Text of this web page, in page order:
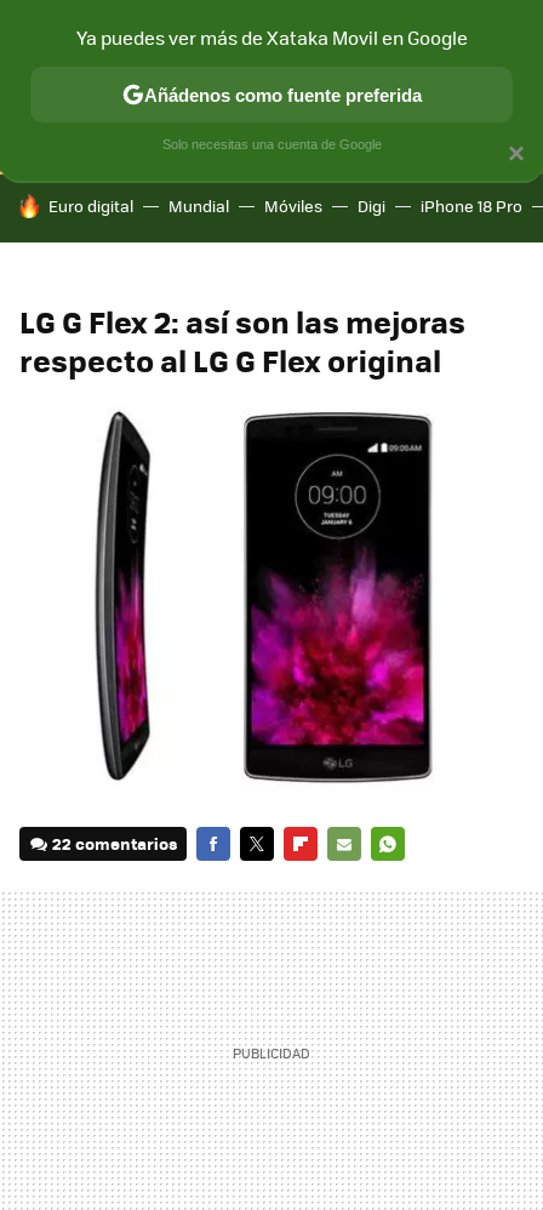
CONECTIVIDAD MÓVIL Y SOCIEDAD APLICACIONES
HOY SE HABLA DE
Euro digital Mundial Móviles Digi iPhone 18 Pro
LG G Flex 2: así son las mejoras
respecto al LG G Flex original
22 comentarios
MAIL
×
Ya puedes ver más de Xataka Movil en Google
Añádenos como fuente preferida
Solo necesitas una cuenta de Google